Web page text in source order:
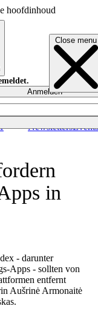
hoofdinhoud
Close menu
NewslettersEvents
Anmelden
in
- darunter
Apps - sollten von
entfernt
Aušrinė Armonaitė